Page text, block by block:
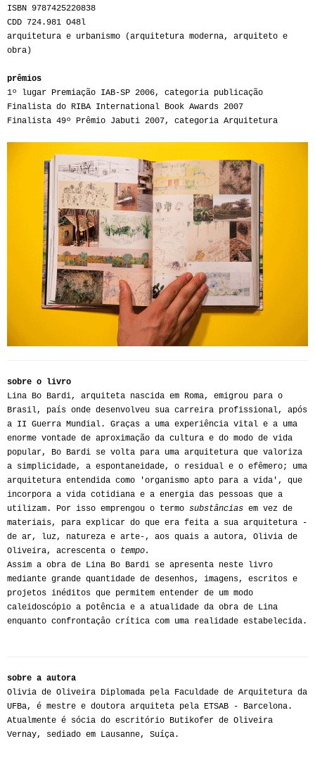
ISBN 9787425220838
CDD 724.981 O48l
arquitetura e urbanismo (arquitetura moderna, arquiteto e
obra)
prêmios
1º lugar Premiação IAB-SP 2006, categoria publicação
Finalista do RIBA International Book Awards 2007
Finalista 49º Prêmio Jabuti 2007, categoria Arquitetura
sobre o livro
Lina Bo Bardi, arquiteta nascida em Roma, emigrou para o
Brasil, país onde desenvolveu sua carreira profissional, após
a II Guerra Mundial. Graças a uma experiência vital e a uma
enorme vontade de aproximação da cultura e do modo de vida
popular, Bo Bardi se volta para uma arquitetura que valoriza
a simplicidade, a espontaneidade, o residual e o efêmero; uma
arquitetura entendida como 'organismo apto para a vida', que
incorpora a vida cotidiana e a energia das pessoas que a
utilizam. Por isso emprengou o termo substâncias em vez de
materiais, para explicar do que era feita a sua arquitetura -
de ar, luz, natureza e arte-, aos quais a autora, Olivia de
Oliveira, acrescenta o tempo.
Assim a obra de Lina Bo Bardi se apresenta neste livro
mediante grande quantidade de desenhos, imagens, escritos e
projetos inéditos que permitem entender de um modo
caleidoscópio a potência e a atualidade da obra de Lina
enquanto confrontaçâo crítica com uma realidade estabelecida.
sobre a autora
Olivia de Oliveira Diplomada pela Faculdade de Arquitetura da
UFBa, é mestre e doutora arquiteta pela ETSAB - Barcelona.
Atualmente é sócia do escritório Butikofer de Oliveira
Vernay, sediado em Lausanne, Suíça.